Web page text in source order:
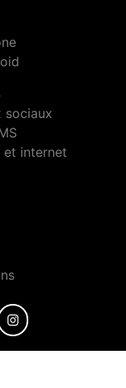
sociaux
et internet